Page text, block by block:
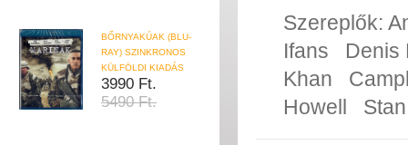
BŐRNYAKÚAK (BLU-
RAY) SZINKRONOS
KÜLFÖLDI KIADÁS
3990 Ft.
5490 Ft.
Szereplők:
Ifans
Denis
Khan
Howell